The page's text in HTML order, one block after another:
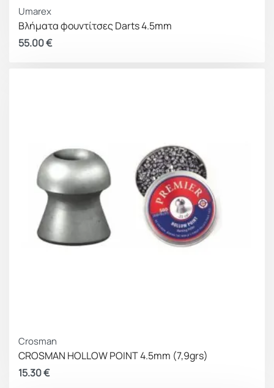
Umarex
Βλήματα φουντίτσες Darts 4.5mm
55.00€
Crosman
CROSMAN HOLLOW POINT 4.5mm (7,9grs)
15.30€